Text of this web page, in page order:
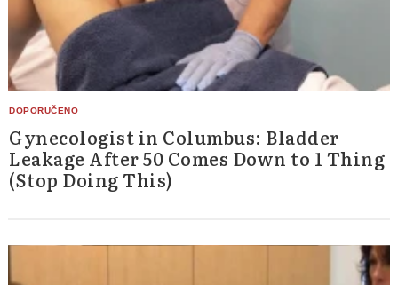
Gynecologist in Columbus: Bladder
Leakage After 50 Comes Down to 1 Thing
(Stop Doing This)